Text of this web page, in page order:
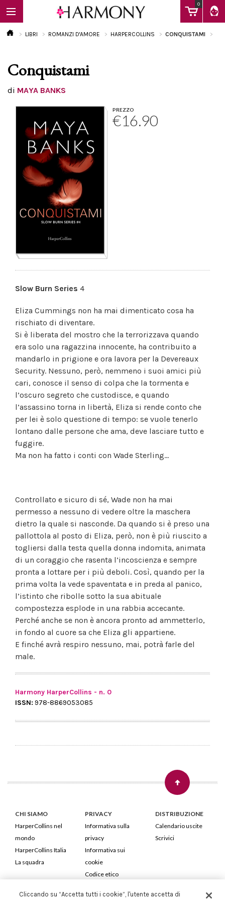
0
EBOOK
Calendario
LIBRI ROMANZI D'AMORE HARPERCOLLINS CONQUISTAMI
Conquistami
di MAYA BANKS
PREZZO
€16.90
Slow Burn Series 4
Eliza Cummings non ha mai dimenticato cosa ha
rischiato di diventare.
Si è liberata del mostro che la terrorizzava quando
era solo una ragazzina innocente, ha contribuito a
mandarlo in prigione e ora lavora per la Devereaux
Security. Nessuno, però, nemmeno i suoi amici più
cari, conosce il senso di colpa che la tormenta e
l’oscuro segreto che custodisce, e quando
l’assassino torna in libertà, Eliza si rende conto che
per lei è solo questione di tempo: se vuole tenerlo
lontano dalle persone che ama, deve lasciare tutto e
fuggire.
Ma non ha fatto i conti con Wade Sterling…
Controllato e sicuro di sé, Wade non ha mai
permesso a nessuno di vedere oltre la maschera
dietro la quale si nasconde. Da quando si è preso una
pallottola al posto di Eliza, però, non è più riuscito a
togliersi dalla testa quella donna indomita, animata
di un coraggio che rasenta l’incoscienza e sempre
pronta a lottare per i più deboli. Così, quando per la
prima volta la vede spaventata e in preda al panico,
l’istinto che ribolle sotto la sua abituale
compostezza esplode in una rabbia accecante.
Perché anche se non è ancora pronto ad ammetterlo,
in fondo al cuore sa che Eliza gli appartiene.
E finché avrà respiro nessuno, mai, potrà farle del
male.
Harmony HarperCollins - n. 0
ISSN: 978-8869053085
CHI SIAMO
HarperCollins nel
mondo
HarperCollins Italia
La squadra
PRIVACY
Informativa sulla
privacy
Informativa sui
cookie
Codice etico
DISTRIBUZIONE
Calendario uscite
Scrivici
HarperCollins Italia S.p.A. Viale Monte Nero, 84 - 20135 Milano
Cliccando su “Accetta tutti i cookie”, l'utente accetta di